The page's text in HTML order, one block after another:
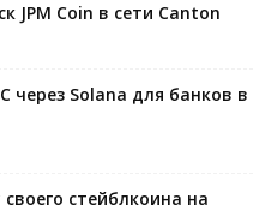
JPM Coin в сети Canton
через Solana для банков в
стейблкоина на